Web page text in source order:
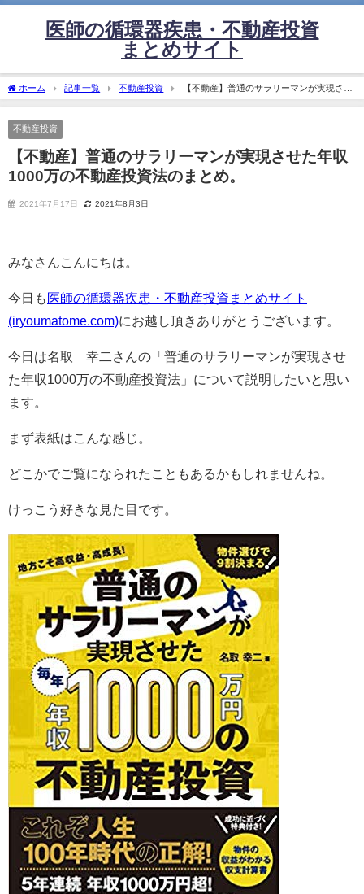
医師の循環器疾患・不動産投資
まとめサイト
ホーム 記事一覧 不動産投資
【不動産】普通のサラリーマンが実現させ
た年収1000万の不動産投資法のまとめ。
不動産投資
【不動産】普通のサラリーマンが実現させた年収
1000万の不動産投資法のまとめ。
2021年7月17日 2021年8月3日
みなさんこんにちは。
今日も 医師の循環器疾患・不動産投資まとめサイト
(iryoumatome.com)にお越し頂きありがとうございます。
今日は名取 幸二さんの「普通のサラリーマンが実現させ
た年収1000万の不動産投資法」について説明したいと思い
ます。
まず表紙はこんな感じ。
どこかでご覧になられたこともあるかもしれませんね。
けっこう好きな見た目です。